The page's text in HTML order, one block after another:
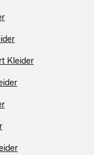
Kleider